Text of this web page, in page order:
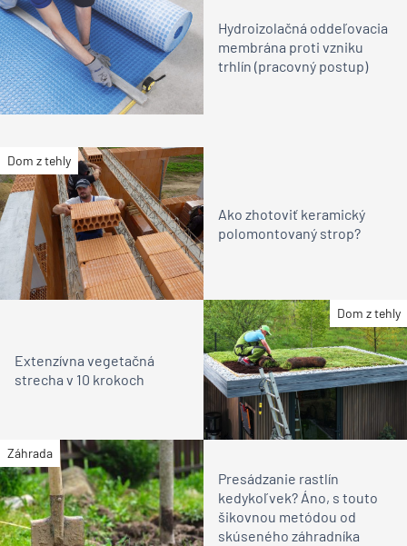
Hydroizolačná oddeľovacia
membrána proti vzniku
trhlín (pracovný postup)
Dom z tehly
Ako zhotoviť keramický
polomontovaný strop?
Dom z tehly
Extenzívna vegetačná
strecha v 10 krokoch
Záhrada
Presádzanie rastlín
kedykoľvek? Áno, s touto
šikovnou metódou od
skúseného záhradníka